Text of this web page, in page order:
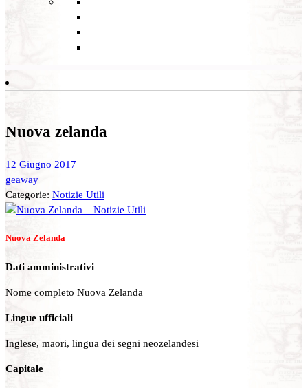
Nuova zelanda
12 Giugno 2017
geaway
Categorie: Notizie Utili
Nuova Zelanda
Dati amministrativi
Nome completo Nuova Zelanda
Lingue ufficiali
Inglese, maori, lingua dei segni neozelandesi
Capitale